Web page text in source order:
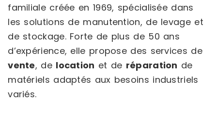
familiale créée en 1969, spécialisée dans
les solutions de manutention, de levage et
de stockage. Forte de plus de 50 ans
d’expérience, elle propose des services de
vente, de location et de réparation de
matériels adaptés aux besoins industriels
variés.